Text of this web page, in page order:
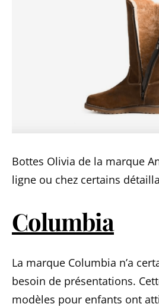
Bottes Olivia de la marque
ligne ou chez certains
Columbia
La marque Columbia n’a
besoin de présentations.
modèles pour enfants ont